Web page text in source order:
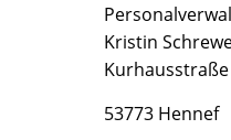
Kristin
53773 Hennef